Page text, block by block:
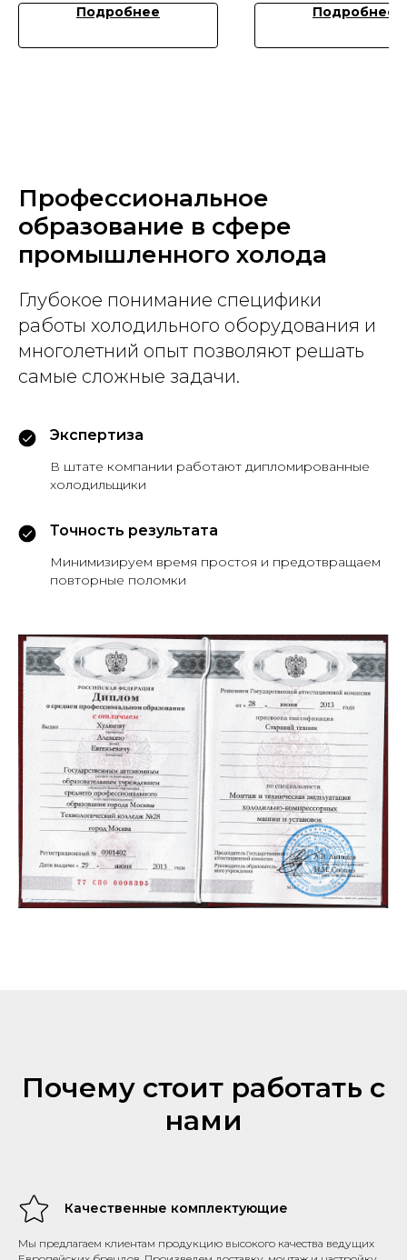
Подробнее Подробнее
Профессиональное
образование в сфере
промышленного холода
Глубокое понимание специфики
работы холодильного оборудования и
многолетний опыт позволяют решать
самые сложные задачи.
Экспертиза
В штате компании работают дипломированные
холодильщики
Точность результата
Минимизируем время простоя и предотвращаем
повторные поломки
Почему стоит работать с
нами
Качественные комплектующие
Мы предлагаем клиентам продукцию высокого качества ведущих